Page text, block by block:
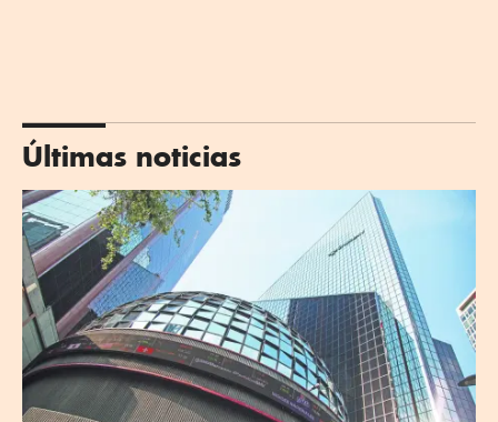
Últimas noticias